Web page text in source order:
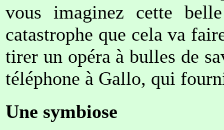
vous imaginez cette
catastrophe que cela va
tirer un opéra à bulles de
téléphone à Gallo, qui
Une symbiose